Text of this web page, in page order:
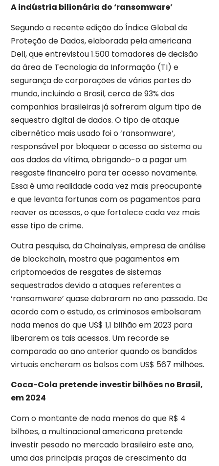
A indústria bilionária do ‘ransomware’
Segundo a recente edição do Índice Global de
Proteção de Dados, elaborada pela americana
Dell, que entrevistou 1.500 tomadores de decisão
da área de Tecnologia da Informação (TI) e
segurança de corporações de várias partes do
mundo, incluindo o Brasil, cerca de 93% das
companhias brasileiras já sofreram algum tipo de
sequestro digital de dados. O tipo de ataque
cibernético mais usado foi o ‘ransomware’,
responsável por bloquear o acesso ao sistema ou
aos dados da vítima, obrigando-o a pagar um
resgaste financeiro para ter acesso novamente.
Essa é uma realidade cada vez mais preocupante
e que levanta fortunas com os pagamentos para
reaver os acessos, o que fortalece cada vez mais
esse tipo de crime.
Outra pesquisa, da Chainalysis, empresa de análise
de blockchain, mostra que pagamentos em
criptomoedas de resgates de sistemas
sequestrados devido a ataques referentes a
‘ransomware’ quase dobraram no ano passado. De
acordo com o estudo, os criminosos embolsaram
nada menos do que US$ 1,1 bilhão em 2023 para
liberarem os tais acessos. Um recorde se
comparado ao ano anterior quando os bandidos
virtuais encheram os bolsos com US$ 567 milhões.
Coca-Cola pretende investir bilhões no Brasil,
em 2024
Com o montante de nada menos do que R$ 4
bilhões, a multinacional americana pretende
investir pesado no mercado brasileiro este ano,
uma das principais praças de crescimento da